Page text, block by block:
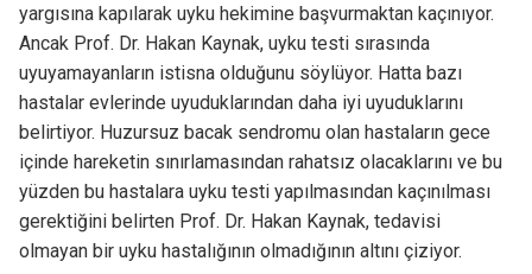
yargısına kapılarak uyku hekimine başvurmaktan kaçınıyor.
Ancak Prof. Dr. Hakan Kaynak, uyku testi sırasında
uyuyamayanların istisna olduğunu söylüyor. Hatta bazı
hastalar evlerinde uyuduklarından daha iyi uyuduklarını
belirtiyor. Huzursuz bacak sendromu olan hastaların gece
içinde hareketin sınırlamasından rahatsız olacaklarını ve bu
yüzden bu hastalara uyku testi yapılmasından kaçınılması
gerektiğini belirten Prof. Dr. Hakan Kaynak, tedavisi
olmayan bir uyku hastalığının olmadığının altını çiziyor.